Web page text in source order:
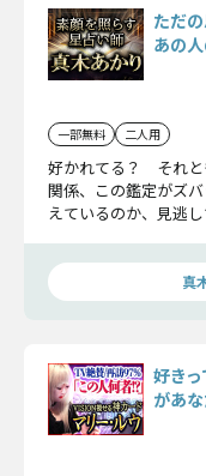
ただ
あの
一部無料 二人用
好かれてる？ それ
関係、この鑑定がズ
えているのか、見逃
真
好き
があ